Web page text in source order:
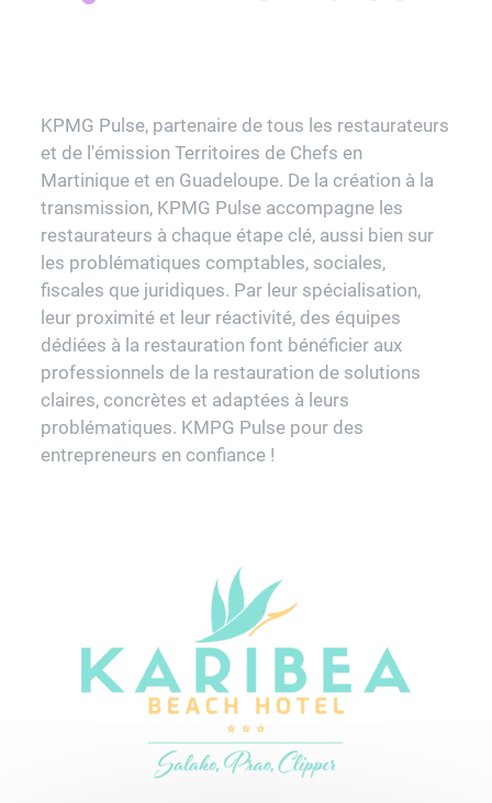
KPMG Pulse, partenaire de tous les restaurateurs
et de l'émission Territoires de Chefs en
Martinique et en Guadeloupe. De la création à la
transmission, KPMG Pulse accompagne les
restaurateurs à chaque étape clé, aussi bien sur
les problématiques comptables, sociales,
fiscales que juridiques. Par leur spécialisation,
leur proximité et leur réactivité, des équipes
dédiées à la restauration font bénéficier aux
professionnels de la restauration de solutions
claires, concrètes et adaptées à leurs
problématiques. KMPG Pulse pour des
entrepreneurs en confiance !